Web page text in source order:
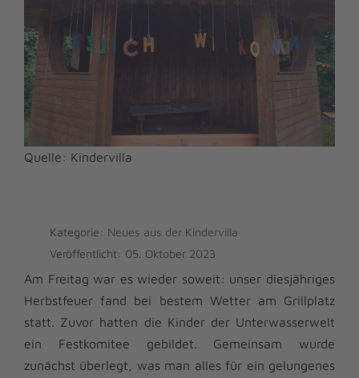
Quelle: Kindervilla
Kategorie: Neues aus der Kindervilla
Veröffentlicht: 05. Oktober 2023
Am Freitag war es wieder soweit: unser diesjähriges
Herbstfeuer fand bei bestem Wetter am Grillplatz
statt. Zuvor hatten die Kinder der Unterwasserwelt
ein Festkomitee gebildet. Gemeinsam wurde
zunächst überlegt, was man alles für ein gelungenes